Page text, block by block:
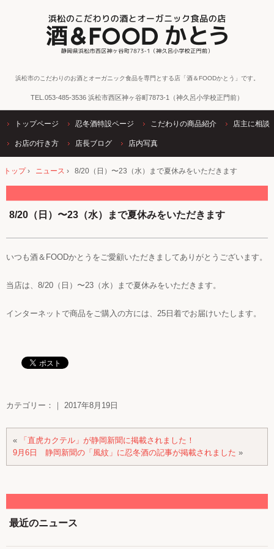
浜松市のこだわりのお酒とオーガニック食品を専門とする店「酒＆FOODかとう」です。
TEL. 053-485-3536 浜松市西区神ヶ谷町7873-1（神久呂小学校正門前）
トップページ 忍冬酒特設ページ こだわりの商品紹介 店主に相談
お店の行き方 店長ブログ 店内写真
トップ› ニュース › 8/20（日）〜23（水）まで夏休みをいただきます
8/20（日）〜23（水）まで夏休みをいただきます
いつも酒＆FOODかとうをご愛顧いただきましてありがとうございます。
当店は、8/20（日）〜23（水）まで夏休みをいただきます。
インターネットで商品をご購入の方には、25日着でお届けいたします。
カテゴリー：｜ 2017年8月19日
«
「直虎カクテル」が静岡新聞に掲載されました！
9月6日 静岡新聞の「風紋」に忍冬酒の記事が掲載されました »
最近のニュース